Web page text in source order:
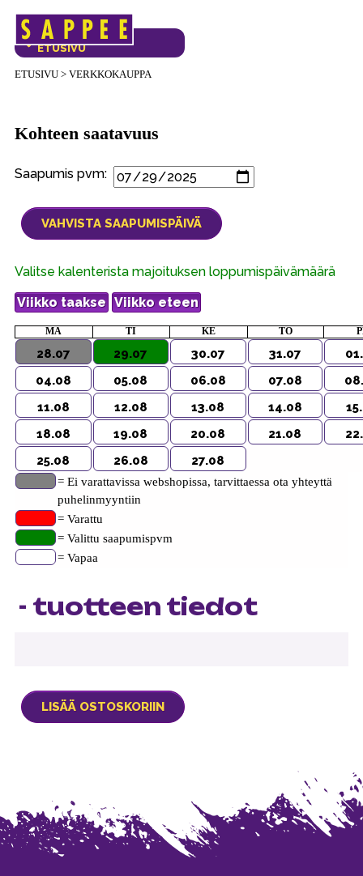
Päävalikko
ETUSIVU> VERKKOKAUPPA
VERKKOKAUPAN
ETUSIVU
Kohteen saatavuus
Saapumis pvm:
Valitse kalenterista majoituksen loppumispäivämäärä
MA TI KE TO
28.07 29.07 30.07 31.07
04.08
05.08 06.08 07.08
11.08
12.08 13.08 14.08
18.08
19.08 20.08 21.08
25.08
26.08 27.08
= Ei varattavissa webshopissa, tarvittaessa ota yhteyttä
puhelinmyyntiin
= Varattu
= Valittu saapumispvm
= Vapaa
- tuotteen tiedot